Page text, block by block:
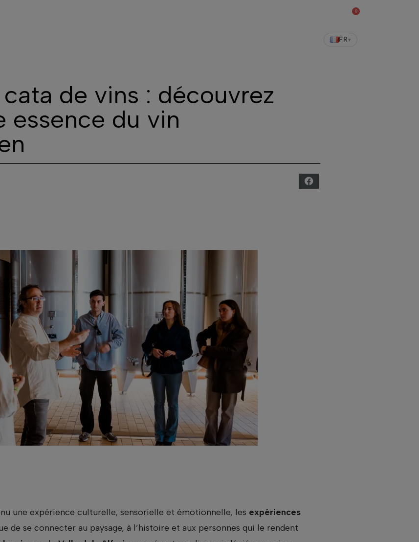
0
FR▾
de vins : découvrez
essence du vin
une expérience culturelle, sensorielle et émotionnelle, les expériences
de se connecter au paysage, à l’histoire et aux personnes qui le rendent